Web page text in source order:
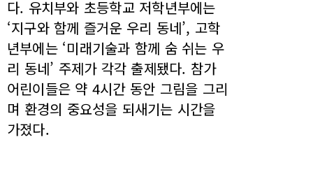
다. 유치부와 초등학교 저학년부에는
‘지구와 함께 즐거운 우리 동네’, 고학
년부에는 ‘미래기술과 함께 숨 쉬는 우
리 동네’ 주제가 각각 출제됐다. 참가
어린이들은 약 4시간 동안 그림을 그리
며 환경의 중요성을 되새기는 시간을
가졌다.